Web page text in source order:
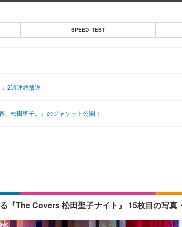
SPEED TEST
2週連続放送
松田聖子。』のジャケット公開！
『The Covers 松田聖子ナイト』 15枚目の写真